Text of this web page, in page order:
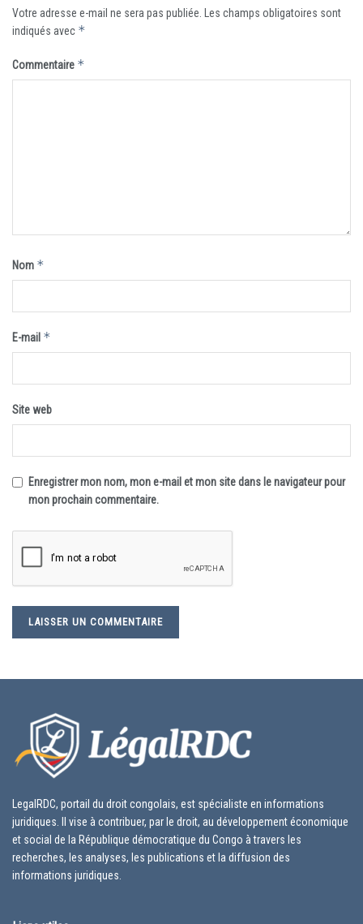
Votre adresse e-mail ne sera pas publiée.
Les champs obligatoires sont
indiqués avec *
Commentaire *
Nom *
E-mail *
Site web
Enregistrer mon nom, mon e-mail et mon site dans le navigateur pour
mon prochain commentaire.
LegalRDC, portail du droit congolais, est spécialiste en informations
juridiques. Il vise à contribuer, par le droit, au développement économique
et social de la République démocratique du Congo à travers les
recherches, les analyses, les publications et la diffusion des
informations juridiques.